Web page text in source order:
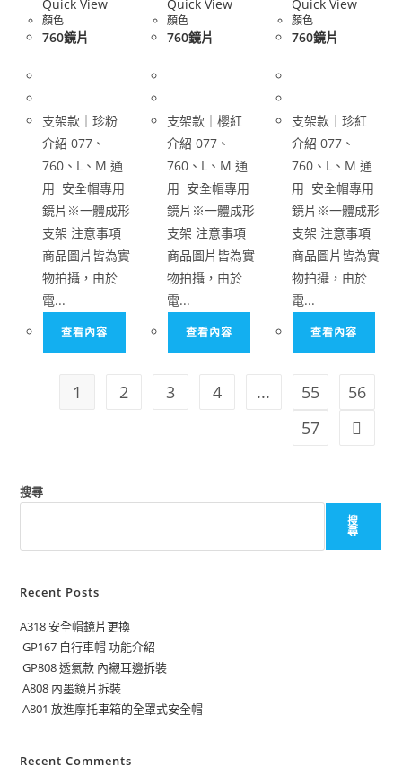
Quick View
顏色
760鏡片
支架款｜珍粉
介紹 077、
760、L、M 通
用 安全帽專用
鏡片※一體成形
支架 注意事項
商品圖片皆為實
物拍攝，由於
電...
查看內容
Quick View
顏色
760鏡片
支架款｜櫻紅
介紹 077、
760、L、M 通
用 安全帽專用
鏡片※一體成形
支架 注意事項
商品圖片皆為實
物拍攝，由於
電...
查看內容
Quick View
顏色
760鏡片
支架款｜珍紅
介紹 077、
760、L、M 通
用 安全帽專用
鏡片※一體成形
支架 注意事項
商品圖片皆為實
物拍攝，由於
電...
查看內容
1 2 3 4 ... 55
56
57
搜尋
搜
尋
Recent Posts
A318 安全帽鏡片更換
GP167 自行車帽 功能介紹
GP808 透氣款 內襯耳邊拆裝
A808 內墨鏡片拆裝
A801 放進摩托車箱的全罩式安全帽
Recent Comments